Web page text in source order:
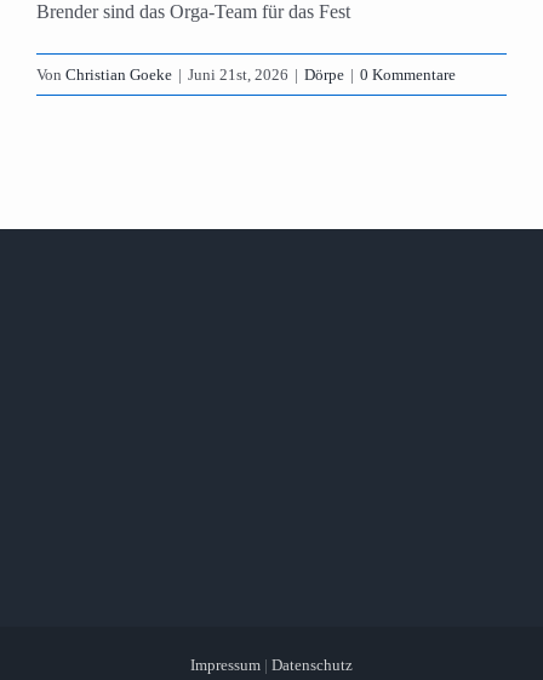
Brender sind das Orga-Team für das Fest
Von Christian Goeke | Juni 21st, 2026 | Dörpe | 0 Kommentare
Impressum | Datenschutz